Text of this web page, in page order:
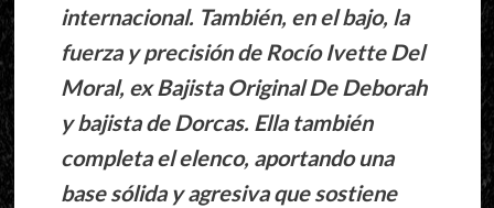
internacional. También, en el bajo, la
fuerza y precisión de Rocío Ivette Del
Moral, ex Bajista Original De Deborah
y bajista de Dorcas. Ella también
completa el elenco, aportando una
base sólida y agresiva que sostiene